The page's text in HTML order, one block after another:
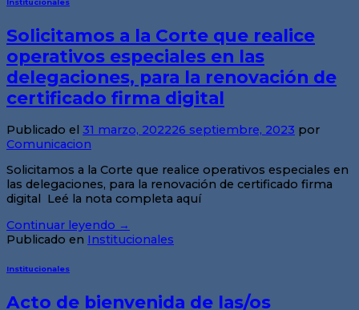
Institucionales
Solicitamos a la Corte que realice
operativos especiales en las
delegaciones, para la renovación de
certificado firma digital
Publicado el 31 marzo, 202226 septiembre, 2023 por
Comunicacion
Solicitamos a la Corte que realice operativos especiales en
las delegaciones, para la renovación de certificado firma
digital Leé la nota completa aquí
Continuar leyendo →
Publicado en Institucionales
Institucionales
Acto de bienvenida de las/os